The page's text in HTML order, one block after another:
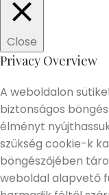
Close
Privacy Overview
A weboldalon
biztonságos
élményt
szükség cookie-k
böngészőjében
weboldal alapvető